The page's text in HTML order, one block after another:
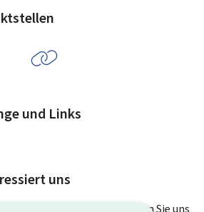
und Links
uns
zu dieser Seite mit. Lassen Sie uns